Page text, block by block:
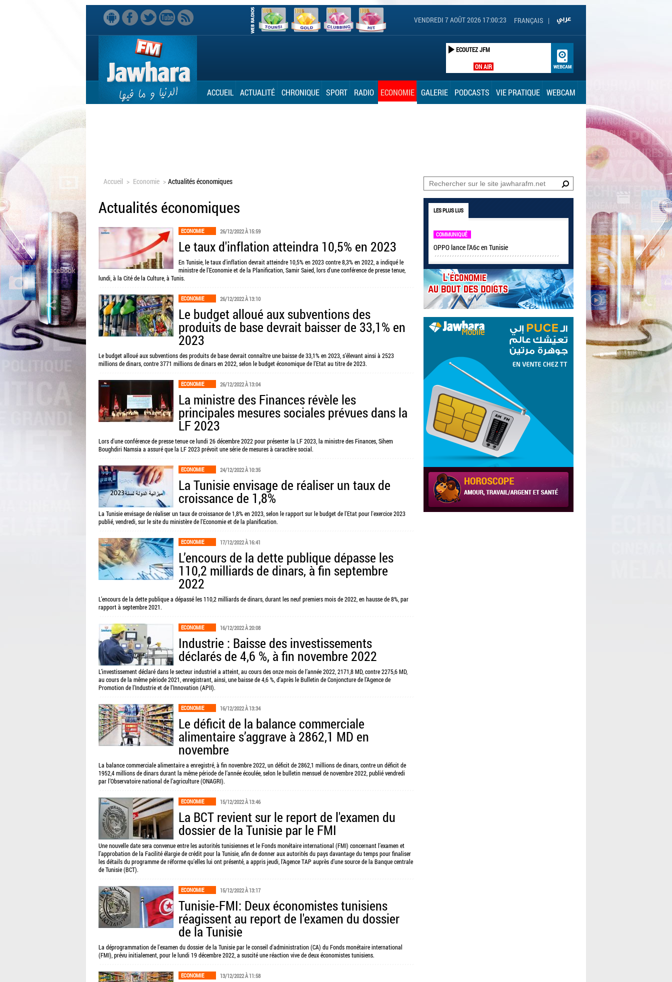
FRANÇAIS |
VENDREDI 7 AOÛT 2026 17:00:24
ON AIR
ECOUTEZ JFM
ACCUEIL ACTUALITÉ CHRONIQUE SPORT RADIO ECONOMIE GALERIE PODCASTS VIE PRATIQUE WEBCAM
Accueil > Economie > Actualités économiques
Actualités économiques
ECONOMIE 26/12/2022 À 15:59
Le taux d'inflation atteindra 10,5% en 2023
En Tunisie, le taux d'inflation devrait atteindre 10,5% en 2023 contre 8,3% en 2022, a indiqué le
ministre de l'Economie et de la Planification, Samir Saied, lors d'une conférence de presse tenue,
lundi, à la Cité de la Culture, à Tunis.
ECONOMIE 26/12/2022 À 13:10
Le budget alloué aux subventions des
produits de base devrait baisser de 33,1% en
2023
Le budget alloué aux subventions des produits de base devrait connaître une baisse de 33,1% en 2023, s’élevant ainsi à 2523
millions de dinars, contre 3771 millions de dinars en 2022, selon le budget économique de l’Etat au titre de 2023.
ECONOMIE 26/12/2022 À 13:04
La ministre des Finances révèle les
principales mesures sociales prévues dans la
LF 2023
Lors d'une conférence de presse tenue ce lundi 26 décembre 2022 pour présenter la LF 2023, la ministre des Finances, Sihem
Boughdiri Namsia a assuré que la LF 2023 prévoit une série de mesures à caractère social.
ECONOMIE 24/12/2022 À 10:35
La Tunisie envisage de réaliser un taux de
croissance de 1,8%
La Tunisie envisage de réaliser un taux de croissance de 1,8% en 2023, selon le rapport sur le budget de l'Etat pour l'exercice 2023
publié, vendredi, sur le site du ministère de l'Economie et de la planification.
ECONOMIE 17/12/2022 À 16:41
L’encours de la dette publique dépasse les
110,2 milliards de dinars, à fin septembre
2022
L’encours de la dette publique a dépassé les 110,2 milliards de dinars, durant les neuf premiers mois de 2022, en hausse de 8%, par
rapport à septembre 2021.
ECONOMIE 16/12/2022 À 20:08
Industrie : Baisse des investissements
déclarés de 4,6 %, à fin novembre 2022
L’investissement déclaré dans le secteur industriel a atteint, au cours des onze mois de l’année 2022, 2171,8 MD, contre 2275,6 MD,
au cours de la même période 2021, enregistrant, ainsi, une baisse de 4,6 %, d’après le Bulletin de Conjoncture de l’Agence de
Promotion de l’Industrie et de l’Innovation (APII).
ECONOMIE 16/12/2022 À 13:34
Le déficit de la balance commerciale
alimentaire s’aggrave à 2862,1 MD en
novembre
La balance commerciale alimentaire a enregistré, à fin novembre 2022, un déficit de 2862,1 millions de dinars, contre un déficit de
1952,4 millions de dinars durant la même période de l’année écoulée, selon le bulletin mensuel de novembre 2022, publié vendredi
par l’Observatoire national de l’agriculture (ONAGRI).
ECONOMIE 15/12/2022 À 13:46
La BCT revient sur le report de l'examen du
dossier de la Tunisie par le FMI
Une nouvelle date sera convenue entre les autorités tunisiennes et le Fonds monétaire international (FMI) concernant l’examen et
l’approbation de la Facilité élargie de crédit pour la Tunisie, afin de donner aux autorités du pays davantage du temps pour finaliser
les détails du programme de réforme qu’elles lui ont présenté, a appris jeudi, l’Agence TAP auprès d’une source de la Banque centrale
de Tunisie (BCT).
ECONOMIE 15/12/2022 À 13:17
Tunisie-FMI: Deux économistes tunisiens
réagissent au report de l'examen du dossier
de la Tunisie
La déprogrammation de l'examen du dossier de la Tunisie par le conseil d'administration (CA) du Fonds monétaire international
(FMI), prévu initialement, pour le lundi 19 décembre 2022, a suscité une réaction vive de deux économistes tunisiens.
ECONOMIE 13/12/2022 À 11:58
LES PLUS LUS
COMMUNIQUÉ
OPPO lance l'A6c en Tunisie